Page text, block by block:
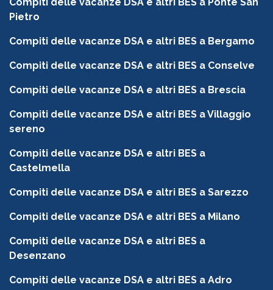
Pietro
Compiti delle vacanze DSA e altri BES a Bergamo
Compiti delle vacanze DSA e altri BES a Conselve
Compiti delle vacanze DSA e altri BES a Brescia
Compiti delle vacanze DSA e altri BES a Villaggio
sereno
Compiti delle vacanze DSA e altri BES a
Castelmella
Compiti delle vacanze DSA e altri BES a Sarezzo
Compiti delle vacanze DSA e altri BES a Milano
Compiti delle vacanze DSA e altri BES a
Desenzano
Compiti delle vacanze DSA e altri BES a Adro